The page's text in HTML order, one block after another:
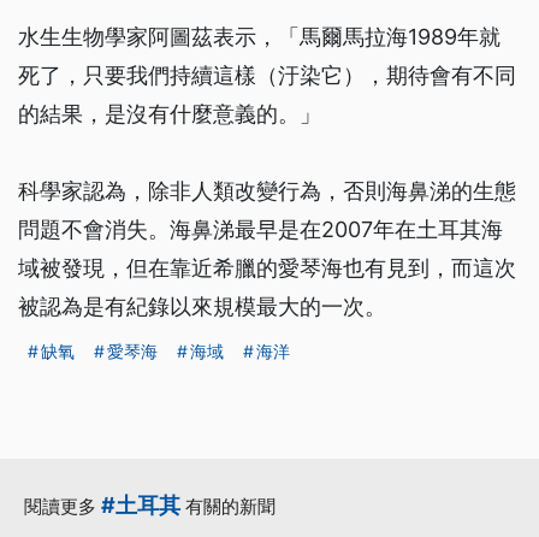
水生生物學家阿圖茲表示，「馬爾馬拉海1989年就
死了，只要我們持續這樣（汙染它），期待會有不同
的結果，是沒有什麼意義的。」
科學家認為，除非人類改變行為，否則海鼻涕的生態
問題不會消失。海鼻涕最早是在2007年在土耳其海
域被發現，但在靠近希臘的愛琴海也有見到，而這次
被認為是有紀錄以來規模最大的一次。
缺氧 愛琴海 海域 海洋
閱讀更多 #土耳其 有關的新聞